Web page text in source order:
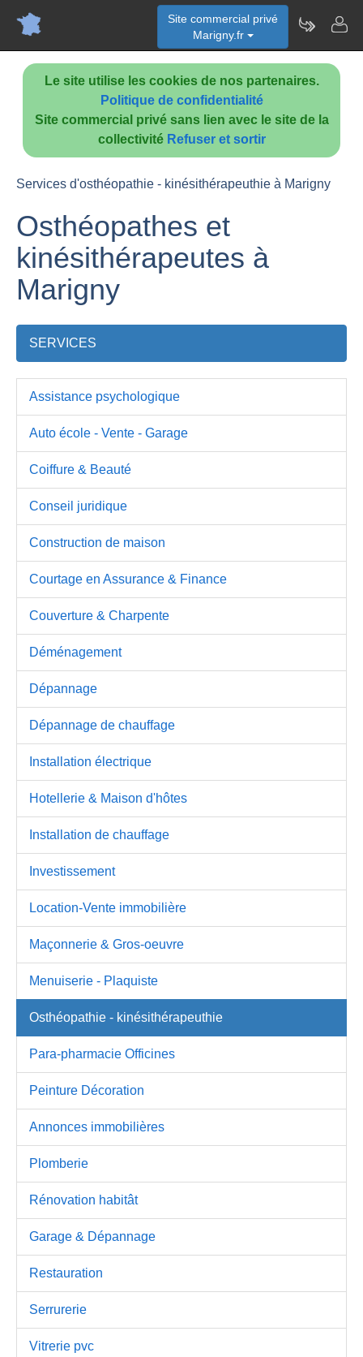
Le site utilise les cookies de nos partenaires.
Politique de confidentialité
Site commercial privé sans lien avec le site de la
collectivité Refuser et sortir
Site commercial privé
Marigny.fr
Services d'osthéopathie - kinésithérapeuthie à Marigny
Osthéopathes et
kinésithérapeutes à
Marigny
SERVICES
Assistance psychologique
Auto école - Vente - Garage
Coiffure & Beauté
Conseil juridique
Construction de maison
Courtage en Assurance & Finance
Couverture & Charpente
Déménagement
Dépannage
Dépannage de chauffage
Installation électrique
Hotellerie & Maison d'hôtes
Installation de chauffage
Investissement
Location-Vente immobilière
Maçonnerie & Gros-oeuvre
Menuiserie - Plaquiste
Osthéopathie - kinésithérapeuthie
Para-pharmacie Officines
Peinture Décoration
Annonces immobilières
Plomberie
Rénovation habitât
Garage & Dépannage
Restauration
Serrurerie
Vitrerie pvc